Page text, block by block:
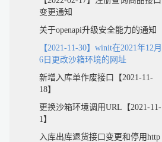
变更通知
关于openapi升级安全能力的通知
【2021-11-30】winit在2021年12月
6日更改沙箱环境的网址
新增入库单作废接口【2021-11-
18】
更换沙箱环境调用URL【2021-11-
1】
入库出库退货接口变更和停用http